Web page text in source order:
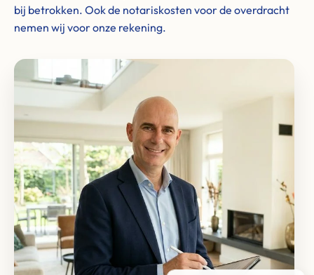
bij betrokken. Ook de notariskosten voor de overdracht
nemen wij voor onze rekening.